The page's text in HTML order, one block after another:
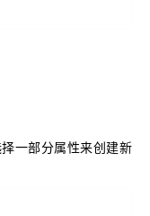
一部分属性来创建新